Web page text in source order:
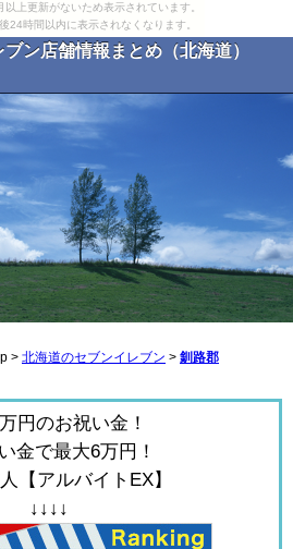
上更新がないため表示されています。
24時間以内に表示されなくなります。
ン店舗情報まとめ（北海道）
> 北海道のセブンイレブン > 釧路郡
円のお祝い金！
金で最大6万円！
【アルバイトEX】
↓↓↓↓